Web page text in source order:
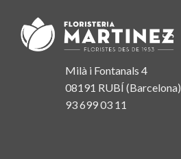
Milà i Fontanals 4
08191 RUBÍ (Barcelona)
93 699 03 11